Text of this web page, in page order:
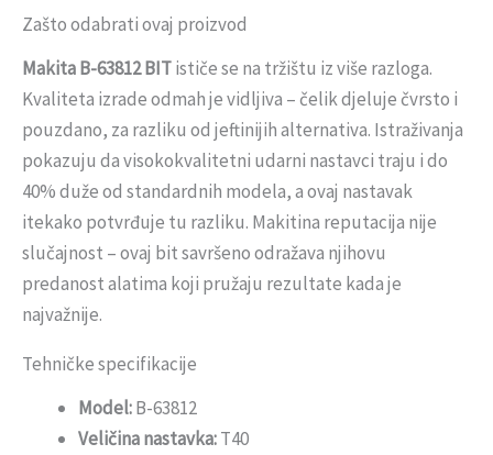
Zašto odabrati ovaj proizvod
Makita B-63812 BITističe se na tržištu iz više razloga.
Kvaliteta izrade odmah je vidljiva – čelik djeluje čvrsto i
pouzdano, za razliku od jeftinijih alternativa. Istraživanja
pokazuju da visokokvalitetni udarni nastavci traju i do
40% duže od standardnih modela, a ovaj nastavak
itekako potvrđuje tu razliku. Makitina reputacija nije
slučajnost – ovaj bit savršeno odražava njihovu
predanost alatima koji pružaju rezultate kada je
najvažnije.
Tehničke specifikacije
Model:B-63812
Veličina nastavka:T40